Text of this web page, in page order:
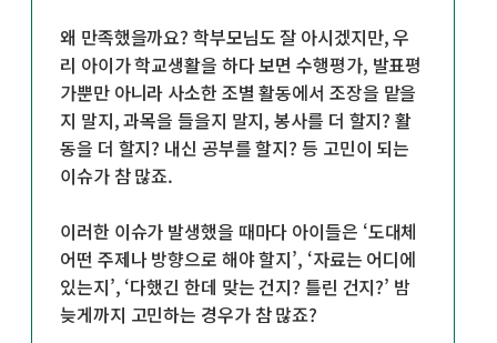
왜 만족했을까요? 학부모님도 잘 아시겠지만, 우
리 아이가 학교생활을 하다 보면 수행평가, 발표평
가뿐만 아니라 사소한 조별 활동에서 조장을 맡을
지 말지, 과목을 들을지 말지, 봉사를 더 할지? 활
동을 더 할지? 내신 공부를 할지? 등 고민이 되는
이슈가 참 많죠.
이러한 이슈가 발생했을 때마다 아이들은 ‘도대체
어떤 주제나 방향으로 해야 할지’, ‘자료는 어디에
있는지’, ‘다했긴 한데 맞는 건지? 틀린 건지?’ 밤
늦게까지 고민하는 경우가 참 많죠?